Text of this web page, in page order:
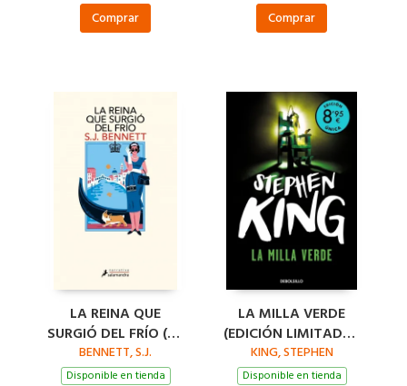
Comprar Comprar
LA REINA QUE
SURGIÓ DEL FRÍO (SU
MAJESTAD, LA REINA
INVESTIGADORA 5)
BENNETT, S.J.
Disponible en tienda
LA MILLA VERDE
(EDICIÓN LIMITADA ·
VERANO)
KING, STEPHEN
Disponible en tienda